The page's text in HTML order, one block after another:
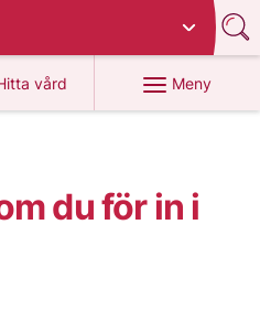
vård
på 1177.se
Meny
du för in i